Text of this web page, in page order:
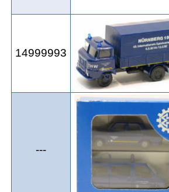
14999993
---